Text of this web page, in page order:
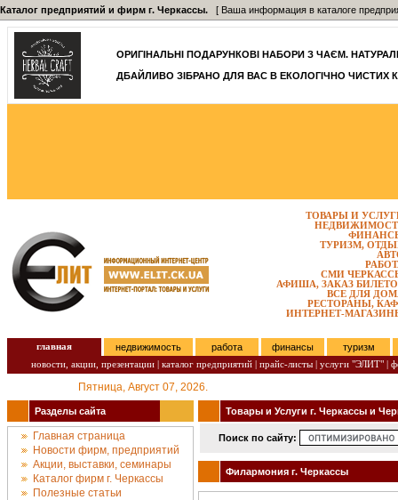
Каталог предприятий и фирм г. Черкассы. [ Ваша информация в каталоге
ОРИГІНАЛЬНІ ПОДАРУНКОВІ НАБОРИ З ЧАЄМ.
ДБАЙЛИВО ЗІБРАНО ДЛЯ ВАС В ЕКОЛОГІЧНО ЧИСТИХ
ТОВАРЫ И
ТУРИЗМ,
СМИ
АФИША, ЗАКАЗ
ВСЕ ДЛЯ
РЕСТОРАНЫ,
ИНТЕРНЕТ-
главная недвижимость работа финансы
туризм
новости, акции, презентации | каталог предприятий | прайс-листы | услуги "ЭЛИТ" |
Пятница, Август 07, 2026.
Разделы сайта
Главная страница
Новости фирм, предприятий
Акции, выставки, семинары
Каталог фирм г. Черкассы
Полезные статьи
Товары и Услуги г. Черкассы и
Поиск по сайту:
Филармония г. Черкассы